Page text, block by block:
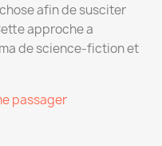
afin de susciter
approche a
de science-fiction et
passager